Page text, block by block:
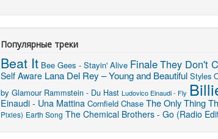
Популярные треки
Beat It Bee Gees - Stayin' Alive FinaleThey Don't
Self Aware Lana Del Rey – Young and Beautiful Styles
by Glamour Rammstein - Du Hast Ludovico Einaudi - Fly
Einaudi - Una Mattina Cornfield Chase The Only Thing
Pixies) Earth Song The Chemical Brothers - Go (Radio